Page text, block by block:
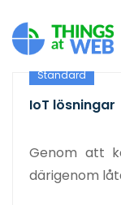
Standard
IoT lösningar
Genom att
därigenom